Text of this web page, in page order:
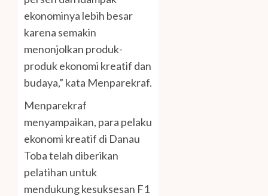
ekonominya lebih besar
karena semakin
menonjolkan produk-
produk ekonomi kreatif dan
budaya,” kata Menparekraf.
Menparekraf
menyampaikan, para pelaku
ekonomi kreatif di Danau
Toba telah diberikan
pelatihan untuk
mendukung kesuksesan F1